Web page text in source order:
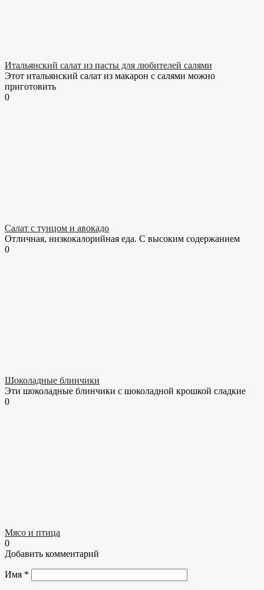
Итальянский салат из пасты для любителей салями
Этот итальянский салат из макарон с салями можно
приготовить
0
Салат с тунцом и авокадо
Отличная, низкокалорийная еда. С высоким содержанием
0
Шоколадные блинчики
Эти шоколадные блинчики с шоколадной крошкой сладкие
0
Мясо и птица
0
Добавить комментарий
Имя *